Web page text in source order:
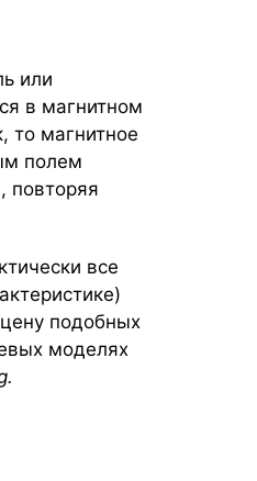
или
в магнитном
то магнитное
полем
повторяя
все
подобных
моделях